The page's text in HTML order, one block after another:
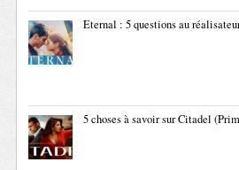
Eternal : 5 questions au
5 choses à savoir sur Citadel